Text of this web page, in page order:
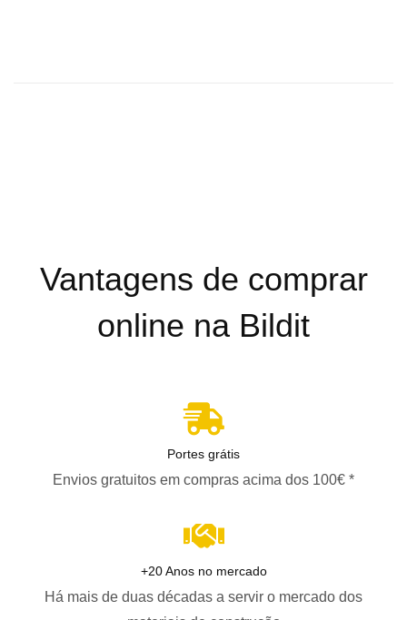
Vantagens de comprar
online na Bildit
Portes grátis
Envios gratuitos em compras acima dos 100€ *
+20 Anos no mercado
Há mais de duas décadas a servir o mercado dos